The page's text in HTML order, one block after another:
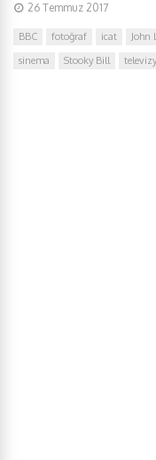
26 Temmuz 2017
BBC fotoğraf icat John
sinema
Stooky Bill